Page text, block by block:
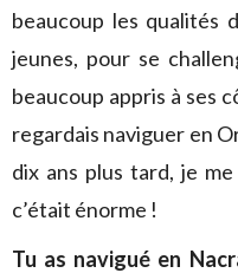
beaucoup les qualités
jeunes, pour se
beaucoup appris à ses
regardais naviguer en
dix ans plus tard, je
c’était énorme !
Tu as navigué en